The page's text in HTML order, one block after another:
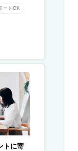
ートOK
トに寄